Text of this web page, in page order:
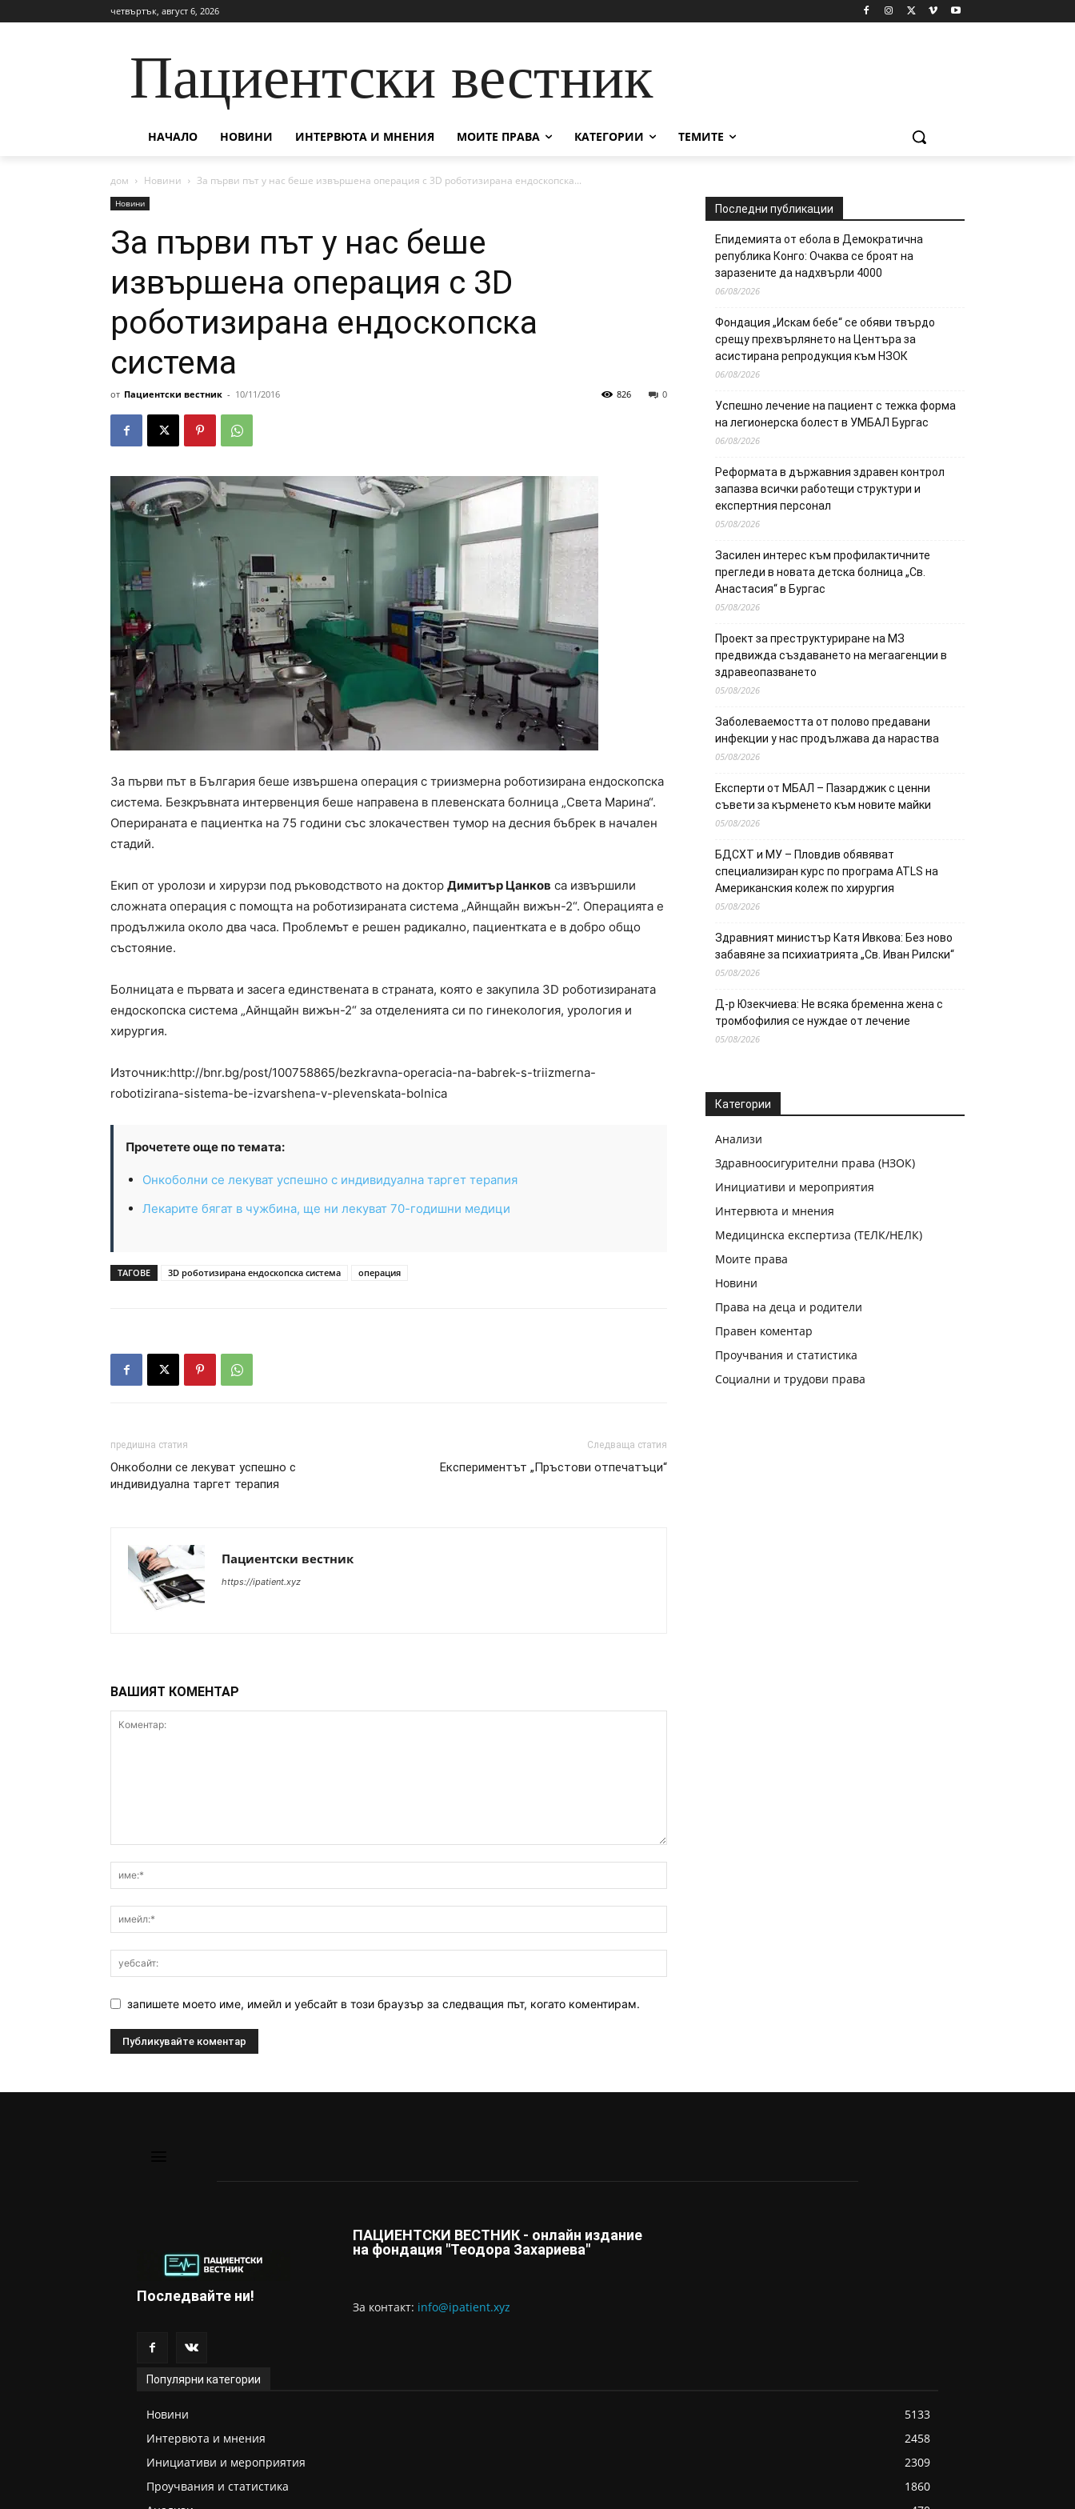
четвъртък, август 6, 2026
Пациентски вестник
НАЧАЛО НОВИНИ ИНТЕРВЮТА И МНЕНИЯ МОИТЕ ПРАВА КАТЕГОРИИ ТЕМИТЕ
дом Новини За първи път у нас беше извършена операция с 3D роботизирана ендоскопска...
Новини
За първи път у нас беше
извършена операция с 3D
роботизирана ендоскопска
система
от Пациентски вестник - 10/11/2016 0
826
За първи път в България беше извършена операция с триизмерна роботизирана ендоскопска
система. Безкръвната интервенция беше направена в плевенската болница „Света Марина“.
Оперираната е пациентка на 75 години със злокачествен тумор на десния бъбрек в начален
стадий.
Екип от уролози и хирурзи под ръководството на доктор Димитър Цанков са извършили
сложната операция с помощта на роботизираната система „Айнщайн вижън-2“. Операцията е
продължила около два часа. Проблемът е решен радикално, пациентката е в добро общо
състояние.
Болницата е първата и засега единствената в страната, която е закупила 3D роботизираната
ендоскопска система „Айнщайн вижън-2“ за отделенията си по гинекология, урология и
хирургия.
Източник:http://bnr.bg/post/100758865/bezkravna-operacia-na-babrek-s-triizmerna-
robotizirana-sistema-be-izvarshena-v-plevenskata-bolnica
Прочетете още по темата:
Oнкоболни се лекуват успешно с индивидуална таргет терапия
Лекарите бягат в чужбина, ще ни лекуват 70-годишни медици
ТАГОВЕ 3D роботизирана ендоскопска система операция
предишна статия
Oнкоболни се лекуват успешно с
индивидуална таргет терапия
Следваща статия
Експериментът „Пръстови отпечатъци“
Пациентски вестник
https://ipatient.xyz
ВАШИЯТ КОМЕНТАР
запишете моето име, имейл и уебсайт в този браузър за следващия път, когато коментирам.
Последни публикации
Епидемията от ебола в Демократична
република Конго: Очаква се броят на
заразените да надхвърли 4000
06/08/2026
Фондация „Искам бебе“ се обяви твърдо
срещу прехвърлянето на Центъра за
асистирана репродукция към НЗОК
06/08/2026
Успешно лечение на пациент с тежка форма
на легионерска болест в УМБАЛ Бургас
06/08/2026
Реформата в държавния здравен контрол
запазва всички работещи структури и
експертния персонал
05/08/2026
Засилен интерес към профилактичните
прегледи в новата детска болница „Св.
Анастасия“ в Бургас
05/08/2026
Проект за преструктуриране на МЗ
предвижда създаването на мегаагенции в
здравеопазването
05/08/2026
Заболеваемостта от полово предавани
инфекции у нас продължава да нараства
05/08/2026
Експерти от МБАЛ – Пазарджик с ценни
съвети за кърменето към новите майки
05/08/2026
БДСХТ и МУ – Пловдив обявяват
специализиран курс по програма ATLS на
Американския колеж по хирургия
05/08/2026
Здравният министър Катя Ивкова: Без ново
забавяне за психиатрията „Св. Иван Рилски“
05/08/2026
Д-р Юзекчиева: Не всяка бременна жена с
тромбофилия се нуждае от лечение
05/08/2026
Категории
Анализи
Здравноосигурителни права (НЗОК)
Инициативи и мероприятия
Интервюта и мнения
Медицинска експертиза (ТЕЛК/НЕЛК)
Моите права
Новини
Права на деца и родители
Правен коментар
Проучвания и статистика
Социални и трудови права
Последвайте ни!
ПАЦИЕНТСКИ ВЕСТНИК - онлайн издание
на фондация "Теодора Захариева"
За контaкт: info@ipatient.xyz
Популярни категории
Новини
5133
Интервюта и мнения
2458
Инициативи и мероприятия
2309
Проучвания и статистика
1860